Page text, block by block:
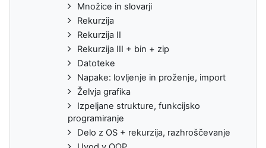
Množice in slovarji
Rekurzija
Rekurzija II
Rekurzija III + bin + zip
Datoteke
Napake: lovljenje in proženje, import
Želvja grafika
Izpeljane strukture, funkcijsko
programiranje
Delo z OS + rekurzija, razhroščevanje